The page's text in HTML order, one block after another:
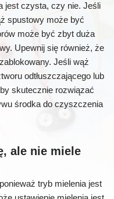
jest czysta, czy nie. Jeśli
spustowy może być
może być zbyt duża
Upewnij się również, że
Jeśli wąż
odtłuszczającego lub
skutecznie rozwiązać
środka do czyszczenia
ale nie miele
tryb mielenia jest